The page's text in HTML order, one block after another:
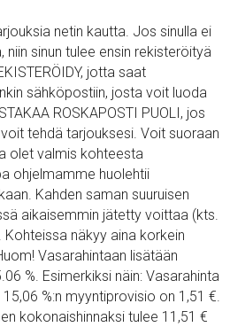
netin kautta. Jos sinulla ei
sinun tulee ensin rekisteröityä
jotta saat
sähköpostiin, josta voit luoda
ROSKAPOSTI PUOLI, jos
voit tehdä tarjouksesi. Voit suoraan
olet valmis kohteesta
ohjelmamme huolehtii
Kahden saman suuruisen
aikaisemmin jätetty voittaa (kts.
näkyy aina korkein
Vasarahintaan lisätään
%. Esimerkiksi näin: Vasarahinta
%:n myyntiprovisio on 1,51 €.
kokonaishinnaksi tulee 11,51 €